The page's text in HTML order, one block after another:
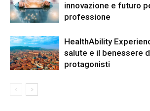
innovazione e futuro
professione
HealthAbility
salute e il benessere
protagonisti